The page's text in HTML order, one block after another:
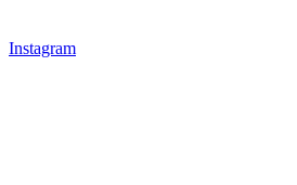
Instagram